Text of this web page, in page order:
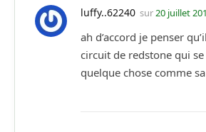
luffy..62240 sur20 juillet
ah d’accord je penser
circuit de redstone qui
quelque chose comme